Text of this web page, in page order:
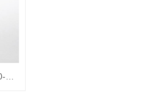
RPMI1640培养基 10-040-CVRC